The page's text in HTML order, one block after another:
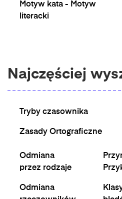
Motyw kata - Motyw
literacki
Najczęściej
Tryby czasownika
Zasady Ortograficzne
Odmiana
przez rodzaje
Odmiana